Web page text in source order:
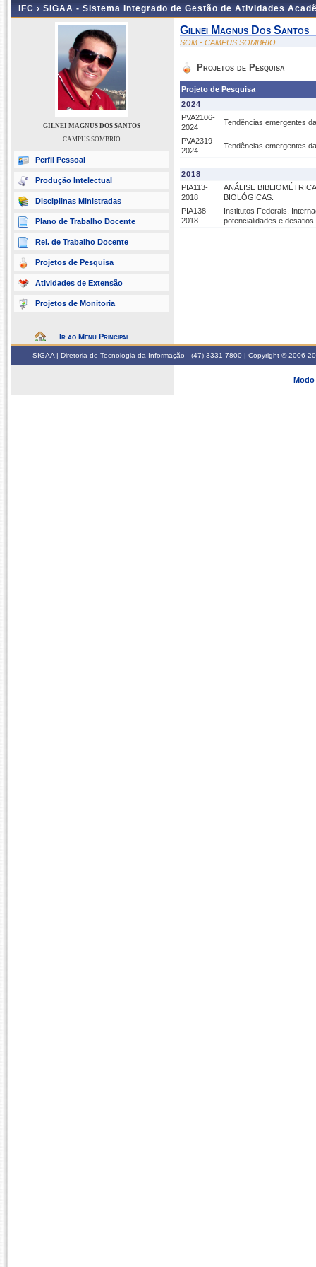
IFC › SIGAA - Sistema Integrado de Gestão de Atividades
GILNEI MAGNUS DOS SANTOS
CAMPUS SOMBRIO
Perfil Pessoal
Produção Intelectual
Disciplinas Ministradas
Plano de Trabalho Docente
Rel. de Trabalho Docente
Projetos de Pesquisa
Atividades de Extensão
Projetos de Monitoria
Ir ao Menu Principal
Gilnei Magnus Dos Santos
SOM - CAMPUS SOMBRIO
Projetos de Pesquisa
Projeto de Pesquisa
2024
PVA2106-
2024
Tendências emergentes
PVA2319-
2024
Tendências emergentes
2018
PIA113-
2018
ANÁLISE
BIOLÓGICAS.
PIA138-
2018
Institutos Federais,
potencialidades e desafios
SIGAA | Diretoria de Tecnologia da Informação - (47) 3331-7800 | Copyright © 2006-
Modo